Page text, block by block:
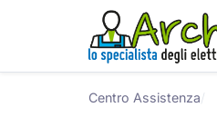
Centro Assistenza